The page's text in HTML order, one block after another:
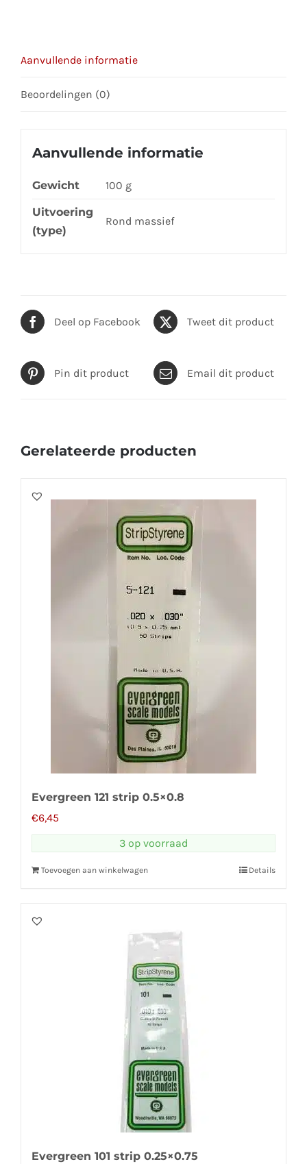
Aanvullende informatie
Beoordelingen (0)
Aanvullende informatie
Gewicht 100 g
Uitvoering
(type)
Rond massief
Deel op Facebook Tweet dit product
Pin dit product Email dit product
Gerelateerde producten
Evergreen 121 strip 0.5×0.8
€6,45
3 op voorraad
Toevoegen aan winkelwagen Details
Evergreen 101 strip 0.25×0.75